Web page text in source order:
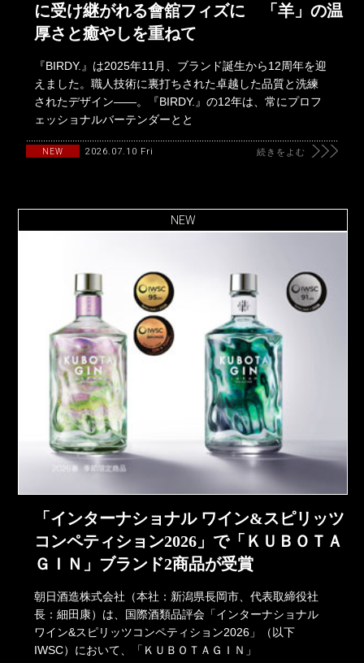
に受け継がれる會舘フィズに 「羊」の温
厚さと癒やしを重ねて
『BIRDY.』は2025年11月、ブランド誕生から12周年を迎
えました。職人技術に裏打ちされた卓越した品質と洗練
されたデザイン――。『BIRDY.』の12年は、常にプロフ
ェッショナルバーテンダーとと
NEW 2026.07.10 Fri 続きをよむ
NEW
「インターナショナル ワイン&スピリッツ
コンペティション2026」で「ＫＵＢＯＴＡ
ＧＩＮ」ブランド2商品が受賞
朝日酒造株式会社（本社：新潟県長岡市、代表取締役社
長：細田康）は、国際酒類品評会「インターナショナル
ワイン&スピリッツコンペティション2026」（以下
IWSC）において、「ＫＵＢＯＴＡＧＩＮ」